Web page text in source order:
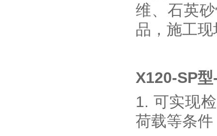
维、石英
品，施工
X120-SP
1. 可实现
荷载等条